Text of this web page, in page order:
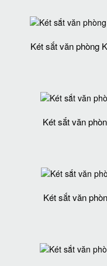
Két sắt văn phòng
Két sắt văn
Két sắt văn